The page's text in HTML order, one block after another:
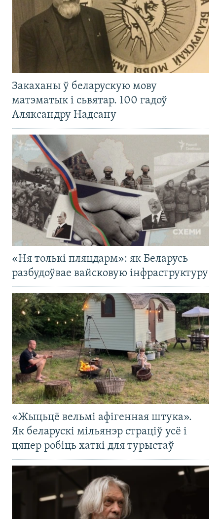
Закаханы ў беларускую мову
матэматык і сьвятар. 100 гадоў
Аляксандру Надсану
«Ня толькі пляцдарм»: як Беларусь
разбудоўвае вайсковую інфраструктуру
«Жыцьцё вельмі афігенная штука».
Як беларускі мільянэр страціў усё і
цяпер робіць хаткі для турыстаў